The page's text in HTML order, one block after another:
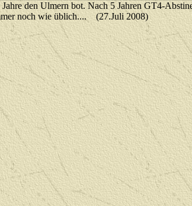
den Ulmern bot. Nach 5 Jahren GT4-
noch wie üblich....(27.Juli 2008)